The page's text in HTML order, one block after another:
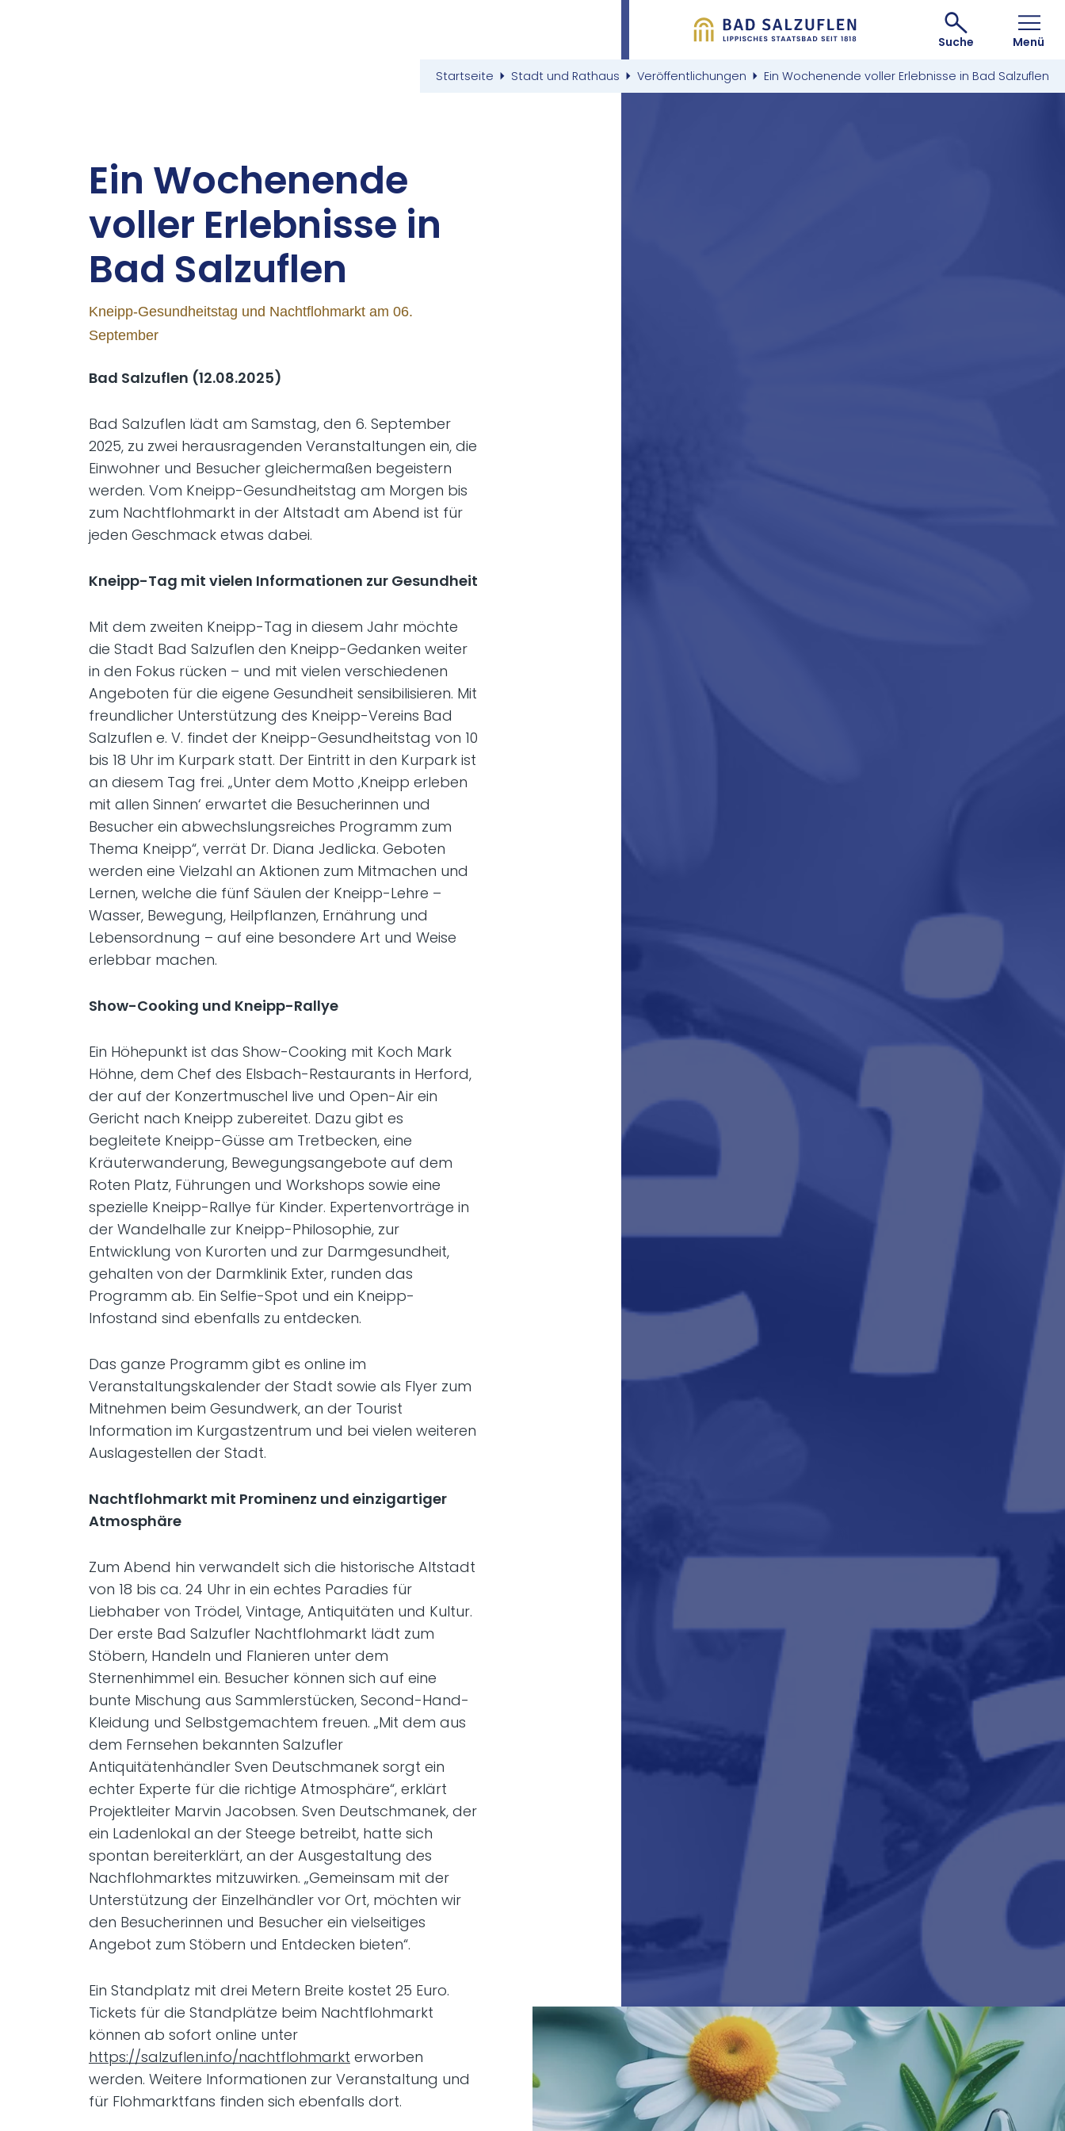
Suche Menü
Startseite Stadt und Rathaus Veröffentlichungen Ein Wochenende voller Erlebnisse in Bad Salzuflen
Ein Wo­chen­en­de
vol­ler Er­leb­nis­se in
Bad Salz­uflen
Kneipp-Gesundheitstag und Nachtflohmarkt am 06.
September
Bad Salzuflen (12.08.2025)
Bad Salzuflen lädt am Samstag, den 6. September
2025, zu zwei herausragenden Veranstaltungen ein, die
Einwohner und Besucher gleichermaßen begeistern
werden. Vom Kneipp-Gesundheitstag am Morgen bis
zum Nachtflohmarkt in der Altstadt am Abend ist für
jeden Geschmack etwas dabei.
Kneipp-Tag mit vielen Informationen zur Gesundheit
Mit dem zweiten Kneipp-Tag in diesem Jahr möchte
die Stadt Bad Salzuflen den Kneipp-Gedanken weiter
in den Fokus rücken – und mit vielen verschiedenen
Angeboten für die eigene Gesundheit sensibilisieren. Mit
freundlicher Unterstützung des Kneipp-Vereins Bad
Salzuflen e. V. findet der Kneipp-Gesundheitstag von 10
bis 18 Uhr im Kurpark statt. Der Eintritt in den Kurpark ist
an diesem Tag frei. „Unter dem Motto ‚Kneipp erleben
mit allen Sinnen‘ erwartet die Besucherinnen und
Besucher ein abwechslungsreiches Programm zum
Thema Kneipp“, verrät Dr. Diana Jedlicka. Geboten
werden eine Vielzahl an Aktionen zum Mitmachen und
Lernen, welche die fünf Säulen der Kneipp-Lehre –
Wasser, Bewegung, Heilpflanzen, Ernährung und
Lebensordnung – auf eine besondere Art und Weise
erlebbar machen.
Show-Cooking und Kneipp-Rallye
Ein Höhepunkt ist das Show-Cooking mit Koch Mark
Höhne, dem Chef des Elsbach-Restaurants in Herford,
der auf der Konzertmuschel live und Open-Air ein
Gericht nach Kneipp zubereitet. Dazu gibt es
begleitete Kneipp-Güsse am Tretbecken, eine
Kräuterwanderung, Bewegungsangebote auf dem
Roten Platz, Führungen und Workshops sowie eine
spezielle Kneipp-Rallye für Kinder. Expertenvorträge in
der Wandelhalle zur Kneipp-Philosophie, zur
Entwicklung von Kurorten und zur Darmgesundheit,
gehalten von der Darmklinik Exter, runden das
Programm ab. Ein Selfie-Spot und ein Kneipp-
Infostand sind ebenfalls zu entdecken.
Das ganze Programm gibt es online im
Veranstaltungskalender der Stadt sowie als Flyer zum
Mitnehmen beim Gesundwerk, an der Tourist
Information im Kurgastzentrum und bei vielen weiteren
Auslagestellen der Stadt.
Nachtflohmarkt mit Prominenz und einzigartiger
Atmosphäre
Zum Abend hin verwandelt sich die historische Altstadt
von 18 bis ca. 24 Uhr in ein echtes Paradies für
Liebhaber von Trödel, Vintage, Antiquitäten und Kultur.
Der erste Bad Salzufler Nachtflohmarkt lädt zum
Stöbern, Handeln und Flanieren unter dem
Sternenhimmel ein. Besucher können sich auf eine
bunte Mischung aus Sammlerstücken, Second-Hand-
Kleidung und Selbstgemachtem freuen. „Mit dem aus
dem Fernsehen bekannten Salzufler
Antiquitätenhändler Sven Deutschmanek sorgt ein
echter Experte für die richtige Atmosphäre“, erklärt
Projektleiter Marvin Jacobsen. Sven Deutschmanek, der
ein Ladenlokal an der Steege betreibt, hatte sich
spontan bereiterklärt, an der Ausgestaltung des
Nachflohmarktes mitzuwirken. „Gemeinsam mit der
Unterstützung der Einzelhändler vor Ort, möchten wir
den Besucherinnen und Besucher ein vielseitiges
Angebot zum Stöbern und Entdecken bieten“.
Ein Standplatz mit drei Metern Breite kostet 25 Euro.
Tickets für die Standplätze beim Nachtflohmarkt
können ab sofort online unter
https://salzuflen.info/nachtflohmarkt erworben
werden. Weitere Informationen zur Veranstaltung und
für Flohmarktfans finden sich ebenfalls dort.